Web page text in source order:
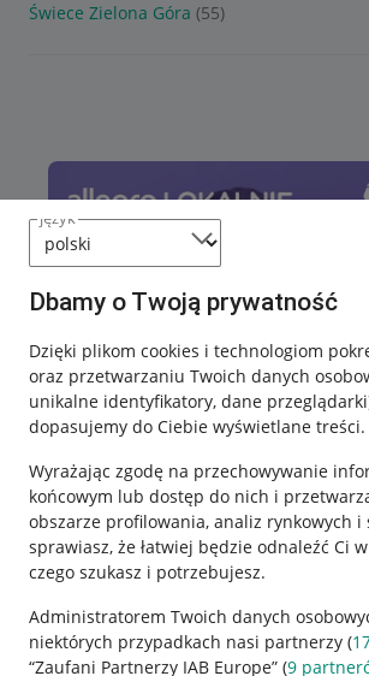
język
Dbamy o Twoją prywatność
Dzięki plikom cookies i technologiom
oraz przetwarzaniu Twoich danych
unikalne identyfikatory, dane
dopasujemy do Ciebie wyświetlane treści.
Wyrażając zgodę na przechowywanie
końcowym lub dostęp do nich i
obszarze profilowania, analiz rynkowych i
sprawiasz, że łatwiej będzie odnaleźć Ci
czego szukasz i potrzebujesz.
Administratorem Twoich danych
niektórych przypadkach nasi partnerzy (
“Zaufani Partnerzy IAB Europe” (9
Świece Zielona Góra (55)
Nawigacja
Przydatne informacje
Jak to działa